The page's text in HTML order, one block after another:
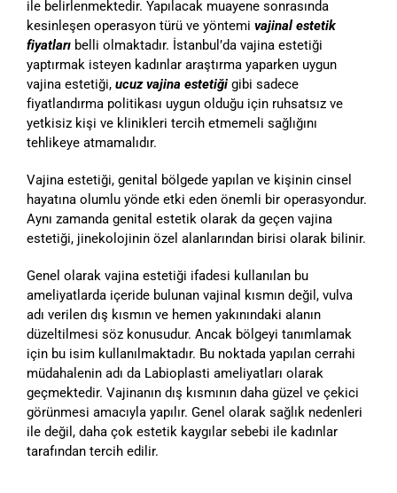
ile belirlenmektedir. Yapılacak muayene sonrasında
kesinleşen operasyon türü ve yöntemi vajinal estetik
fiyatları belli olmaktadır. İstanbul’da vajina estetiği
yaptırmak isteyen kadınlar araştırma yaparken uygun
vajina estetiği, ucuz vajina estetiği gibi sadece
fiyatlandırma politikası uygun olduğu için ruhsatsız ve
yetkisiz kişi ve klinikleri tercih etmemeli sağlığını
tehlikeye atmamalıdır.
Vajina estetiği, genital bölgede yapılan ve kişinin cinsel
hayatına olumlu yönde etki eden önemli bir operasyondur.
Aynı zamanda genital estetik olarak da geçen vajina
estetiği, jinekolojinin özel alanlarından birisi olarak bilinir.
Genel olarak vajina estetiği ifadesi kullanılan bu
ameliyatlarda içeride bulunan vajinal kısmın değil, vulva
adı verilen dış kısmın ve hemen yakınındaki alanın
düzeltilmesi söz konusudur. Ancak bölgeyi tanımlamak
için bu isim kullanılmaktadır. Bu noktada yapılan cerrahi
müdahalenin adı da Labioplasti ameliyatları olarak
geçmektedir. Vajinanın dış kısmının daha güzel ve çekici
görünmesi amacıyla yapılır. Genel olarak sağlık nedenleri
ile değil, daha çok estetik kaygılar sebebi ile kadınlar
tarafından tercih edilir.